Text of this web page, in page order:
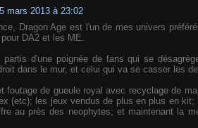
mars 2013 à 23:02
Dragon Age est l'un de mes univers
DA2 et les ME.
partis d'une poignée de fans qui se
dans le mur, et celui qui va se casser les
foutage de gueule royal avec recyclage de
(etc); les jeux vendus de plus en plus en
au près des neophytes; et maintenant la